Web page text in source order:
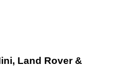
Land Rover &